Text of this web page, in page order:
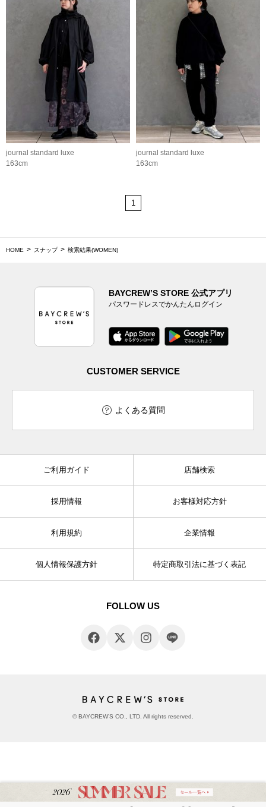
journal standard luxe
163cm
journal standard luxe
163cm
1
HOME スナップ 検索結果(WOMEN)
BAYCREW’S STORE 公式アプリ
パスワードレスでかんたんログイン
CUSTOMER SERVICE
よくある質問
ご利用ガイド 店舗検索
採用情報 お客様対応方針
利用規約 企業情報
個人情報保護方針 特定商取引法に基づく表記
FOLLOW US
© BAYCREW’S CO., LTD. All rights reserved.